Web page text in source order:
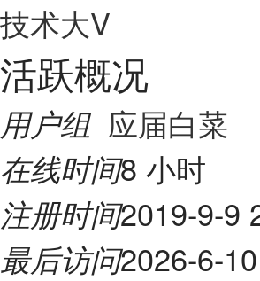
技术大V
活跃概况
用户组 应届白菜
在线时间8 小时
注册时间2019-9-9
最后访问2026-6-